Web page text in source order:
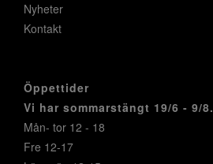
Nyheter
Kontakt
Öppettider
Vi har sommarstängt 19/6 - 9/8.
Mån- tor 12 - 18
Fre 12-17